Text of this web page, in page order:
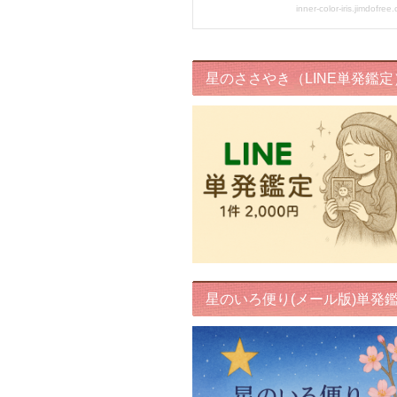
星のささやき（LINE単発鑑定
星のいろ便り(メール版)単発